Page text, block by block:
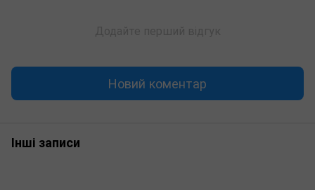
Новий коментар
Інші записи